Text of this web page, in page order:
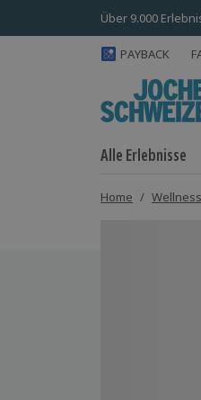
Über 9.000
PAYBACK
Alle Erlebnisse
Home / Wellness